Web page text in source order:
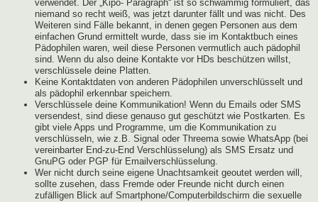
verwendet. Der „Kipo- Paragraph“ ist so schwammig formuliert, das
niemand so recht weiß, was jetzt darunter fällt und was nicht. Des
Weiteren sind Fälle bekannt, in denen gegen Personen aus dem
einfachen Grund ermittelt wurde, dass sie im Kontaktbuch eines
Pädophilen waren, weil diese Personen vermutlich auch pädophil
sind. Wenn du also deine Kontakte vor HDs beschützen willst,
verschlüssele deine Platten.
Keine Kontaktdaten von anderen Pädophilen unverschlüsselt und
als pädophil erkennbar speichern.
Verschlüssele deine Kommunikation! Wenn du Emails oder SMS
versendest, sind diese genauso gut geschützt wie Postkarten. Es
gibt viele Apps und Programme, um die Kommunikation zu
verschlüsseln, wie z.B. Signal oder Threema sowie WhatsApp (bei
vereinbarter End-zu-End Verschlüsselung) als SMS Ersatz und
GnuPG oder PGP für Emailverschlüsselung.
Wer nicht durch seine eigene Unachtsamkeit geoutet werden will,
sollte zusehen, dass Fremde oder Freunde nicht durch einen
zufälligen Blick auf Smartphone/Computerbildschirm die sexuelle